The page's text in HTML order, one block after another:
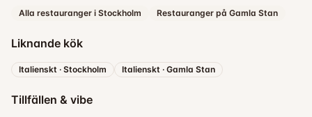
Alla restauranger i Stockholm Restauranger på Gamla Stan
Liknande kök
Italienskt · Stockholm Italienskt · Gamla Stan
Tillfällen & vibe